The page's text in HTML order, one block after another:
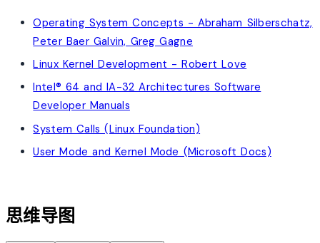
Operating System Concepts - Abraham Silberschatz,
Peter Baer Galvin, Greg Gagne
Linux Kernel Development - Robert Love
Intel® 64 and IA-32 Architectures Software
Developer Manuals
System Calls (Linux Foundation)
User Mode and Kernel Mode (Microsoft Docs)
思维导图